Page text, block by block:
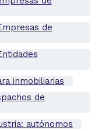
de
inmobiliarias
de
autónomos